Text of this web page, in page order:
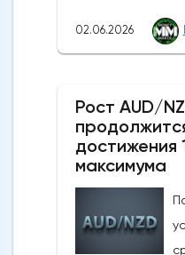
Широкое
последовало за
то, что,
обмены в
по-прежнему
США достигла 4-
02.06.2026
Рост AUD/
достижения
максимума